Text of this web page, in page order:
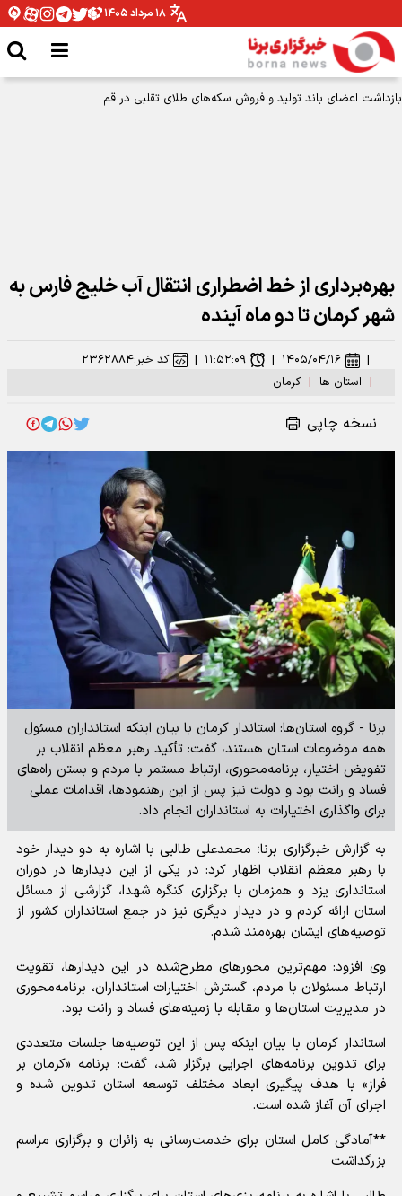
۱۸ مرداد ۱۴۰۵
بهره‌برداری از خط اضطراری انتقال آب خلیج فارس به
شهر کرمان تا دو ماه آینده
| استان ها | کرمان
| ۱۴۰۵/۰۴/۱۶ | ۱۱:۵۲:۰۹ | کد خبر:۲۳۶۲۸۸۴
نسخه چاپی
برنا - گروه استان‌ها: استاندار کرمان با بیان اینکه استانداران مسئول
همه موضوعات استان هستند، گفت: تأکید رهبر معظم انقلاب بر
تفویض اختیار، برنامه‌محوری، ارتباط مستمر با مردم و بستن راه‌های
فساد و رانت بود و دولت نیز پس از این رهنمودها، اقدامات عملی
برای واگذاری اختیارات به استانداران انجام داد.
به گزارش خبرگزاری برنا؛ محمدعلی طالبی با اشاره به دو دیدار خود
با رهبر معظم انقلاب اظهار کرد: در یکی از این دیدار‌ها در دوران
استانداری یزد و همزمان با برگزاری کنگره شهدا، گزارشی از مسائل
استان ارائه کردم و در دیدار دیگری نیز در جمع استانداران کشور از
توصیه‌های ایشان بهره‌مند شدم.
وی افزود: مهم‌ترین محور‌های مطرح‌شده در این دیدارها، تقویت
ارتباط مسئولان با مردم، گسترش اختیارات استانداران، برنامه‌محوری
در مدیریت استان‌ها و مقابله با زمینه‌های فساد و رانت بود.
استاندار کرمان با بیان اینکه پس از این توصیه‌ها جلسات متعددی
برای تدوین برنامه‌های اجرایی برگزار شد، گفت: برنامه «کرمان بر
فراز» با هدف پیگیری ابعاد مختلف توسعه استان تدوین شده و
اجرای آن آغاز شده است.
**آمادگی کامل استان برای خدمت‌رسانی به زائران و برگزاری مراسم
بزرگداشت